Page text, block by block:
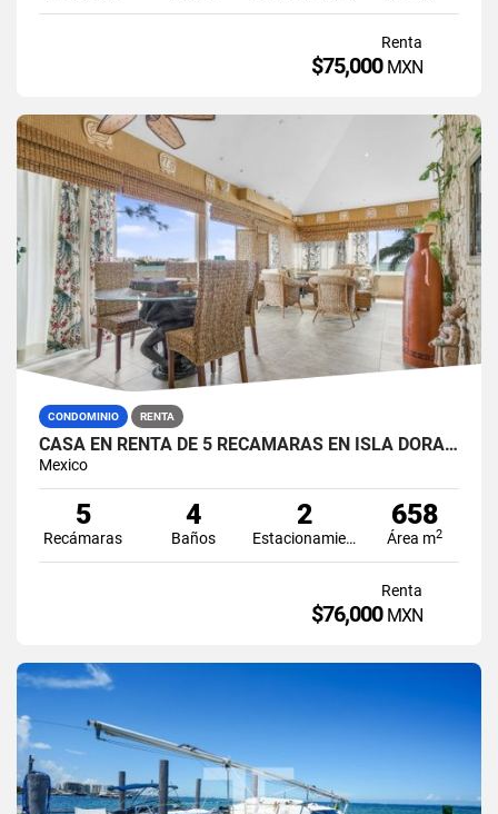
Renta
$75,000 MXN
CONDOMINIO RENTA
CASA EN RENTA DE 5 RECÁMARAS EN ISLA DORADA ZONA HOTELERA CANCÚN
Mexico
5
Recámaras
4
Baños
2
Estacionamiento
658
Área m2
Renta
$76,000 MXN